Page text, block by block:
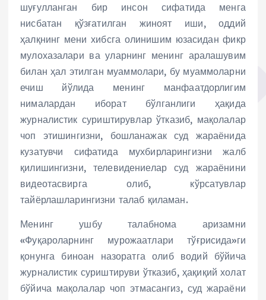
шуғулланган бир инсон сифатида менга
нисбатан қўзғатилган жиноят иши, оддий
ҳалқнинг мени хибсга олинишим юзасидан фикр
мулохазалари ва уларнинг менинг аралашувим
билан ҳал этилган муаммолари, бу муаммоларни
ечиш йўлида менинг манфаатдорлигим
нималардан иборат бўлганлиги ҳақида
журналистик суриштирувлар ўтказиб, мақолалар
чоп этишингизни, бошланажак суд жараёнида
кузатувчи сифатида мухбирларингизни жалб
қилишингизни, телевидениелар суд жараёнини
видеотасвирга олиб, кўрсатувлар
тайёрлашларингизни талаб қиламан.
Менинг ушбу талабнома аризамни
«Фуқароларнинг мурожаатлари тўғрисида»ги
қонунга биноан назоратга олиб водий бўйича
журналистик суриштируви ўтказиб, ҳақиқий холат
бўйича мақолалар чоп этмасангиз, суд жараёни